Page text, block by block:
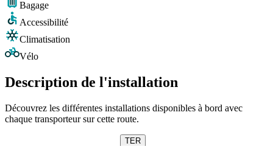
Bagage
Accessibilité
Climatisation
Vélo
Description de l'installation
Découvrez les différentes installations disponibles à bord avec
chaque transporteur sur cette route.
TER